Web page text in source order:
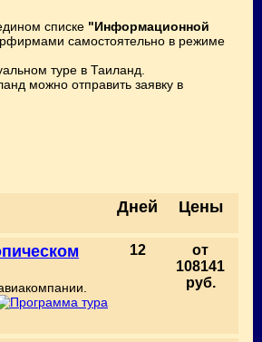
списке "Информационной
самостоятельно в режиме
туре в Таиланд.
можно отправить заявку в
Дней Цены
12
от
108141
руб.